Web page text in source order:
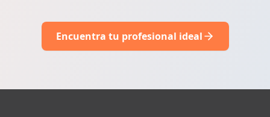
Encuentra tu profesional ideal